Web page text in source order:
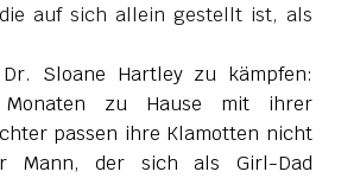
auf sich allein gestellt ist, als
Sloane Hartley zu kämpfen:
Monaten zu Hause mit ihrer
passen ihre Klamotten nicht
Mann, der sich als Girl-Dad